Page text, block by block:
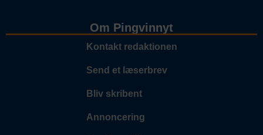
Om Pingvinnyt
Kontakt redaktionen
Send et læserbrev
Bliv skribent
Annoncering